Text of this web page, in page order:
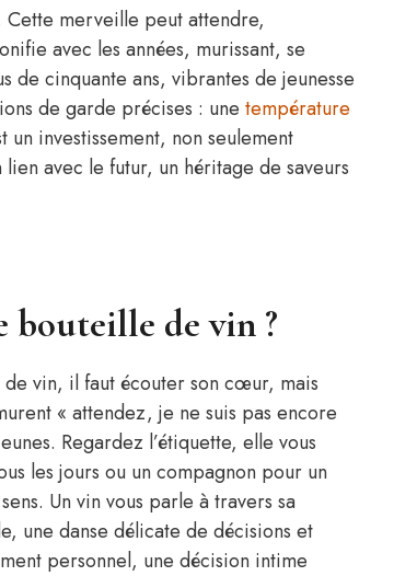
Cette merveille peut attendre,
avec les années, murissant, se
de cinquante ans, vibrantes de jeunesse
de garde précises : une température
un investissement, non seulement
avec le futur, un héritage de saveurs
bouteille de vin ?
vin, il faut écouter son cœur, mais
« attendez, je ne suis pas encore
Regardez l’étiquette, elle vous
les jours ou un compagnon pour un
Un vin vous parle à travers sa
une danse délicate de décisions et
personnel, une décision intime